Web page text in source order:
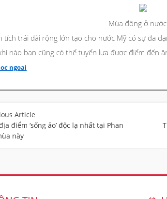
Mùa đông ở
tích trải dài rộng lớn tạo cho nước Mỹ có sự đa
nào bạn cũng có thể tuyển lựa được điểm đến
ngoai
điểm ‘sống ảo’ độc lạ nhất tại Phan
này